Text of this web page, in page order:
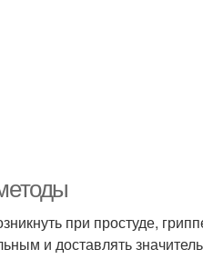
при простуде,
и доставлять